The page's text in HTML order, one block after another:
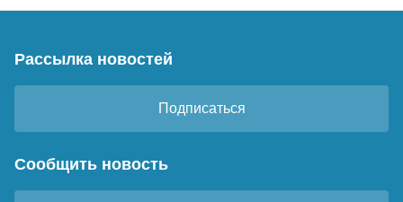
Рассылка новостей
Подписаться
Сообщить новость